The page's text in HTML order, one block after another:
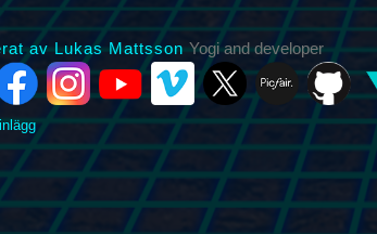
av Lukas MattssonYogi and developer